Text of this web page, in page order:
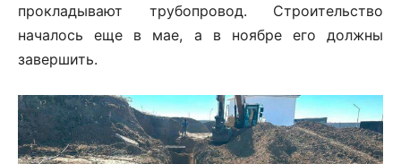
прокладывают трубопровод. Строительство
началось еще в мае, а в ноябре его должны
завершить.